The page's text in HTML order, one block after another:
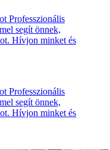
Professzionális
segít önnek,
Hívjon minket és
Professzionális
segít önnek,
Hívjon minket és